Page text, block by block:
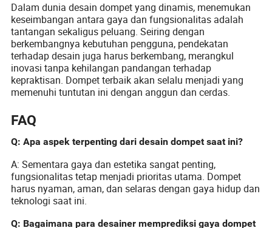
Dalam dunia desain dompet yang dinamis, menemukan
keseimbangan antara gaya dan fungsionalitas adalah
tantangan sekaligus peluang. Seiring dengan
berkembangnya kebutuhan pengguna, pendekatan
terhadap desain juga harus berkembang, merangkul
inovasi tanpa kehilangan pandangan terhadap
kepraktisan. Dompet terbaik akan selalu menjadi yang
memenuhi tuntutan ini dengan anggun dan cerdas.
FAQ
Q: Apa aspek terpenting dari desain dompet saat ini?
A: Sementara gaya dan estetika sangat penting,
fungsionalitas tetap menjadi prioritas utama. Dompet
harus nyaman, aman, dan selaras dengan gaya hidup dan
teknologi saat ini.
Q: Bagaimana para desainer memprediksi gaya dompet